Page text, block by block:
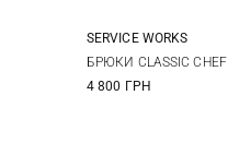
XS S
SERVICE WORKS
БРЮКИ CLASSIC CHEF
4 800 ГРН